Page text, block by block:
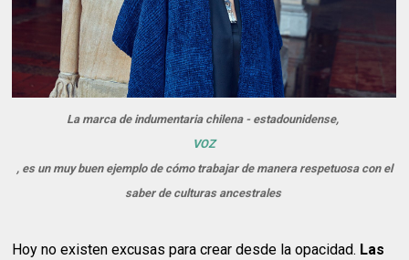
La marca de indumentaria chilena - estadounidense,
VOZ
, es un muy buen ejemplo de cómo trabajar de manera respetuosa con el
saber de culturas ancestrales
Hoy no existen excusas para crear desde la opacidad. Las